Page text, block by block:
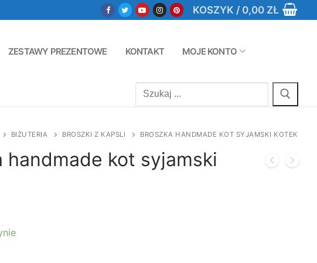
KOSZYK / 0,00 ZŁ
ZESTAWY PREZENTOWE KONTAKT MOJE KONTO
Szukaj:
BIŻUTERIA BROSZKI Z KAPSLI BROSZKA HANDMADE KOT SYJAMSKI KOTEK
handmade kot syjamski